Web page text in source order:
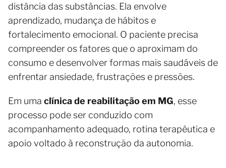
distância das substâncias. Ela envolve
aprendizado, mudança de hábitos e
fortalecimento emocional. O paciente precisa
compreender os fatores que o aproximam do
consumo e desenvolver formas mais saudáveis de
enfrentar ansiedade, frustrações e pressões.
Em uma clínica de reabilitação em MG, esse
processo pode ser conduzido com
acompanhamento adequado, rotina terapêutica e
apoio voltado à reconstrução da autonomia.